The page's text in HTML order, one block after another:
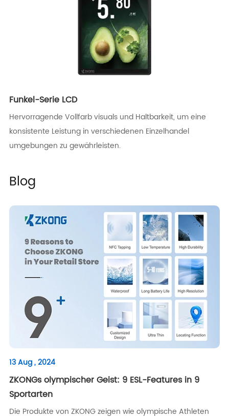
Funkel-Serie LCD
Hervorragende Vollfarb visuals und Haltbarkeit, um eine
konsistente Leistung in verschiedenen Einzelhandel
umgebungen zu gewährleisten.
Blog
13 Aug , 2024
ZKONGs olympischer Geist: 9 ESL-Features in 9
Sportarten
Die Produkte von ZKONG zeigen wie olympische Athleten